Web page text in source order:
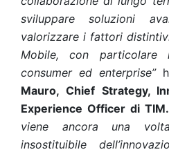
sviluppare soluzioni
valorizzare i fattori
Mobile, con particolare
consumer ed enterprise”
Mauro, Chief Strategy,
Experience Officer di TIM.
viene ancora una
insostituibile